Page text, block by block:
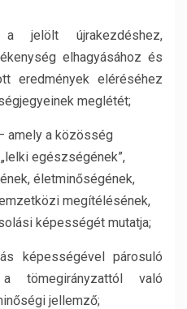
újrakezdéshez,
elhagyásához és
eredmények eléréséhez
meglétét;
amely a közösség
egészségének”,
életminőségének,
megítélésének,
képességét mutatja;
képességével párosuló
tömegirányzattól való
jellemző;